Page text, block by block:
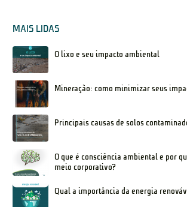
MAIS LIDAS
O lixo e seu impacto ambiental
Mineração: como minimizar seus
Principais causas de solos
O que é consciência ambiental e por
meio corporativo?
Qual a importância da energia